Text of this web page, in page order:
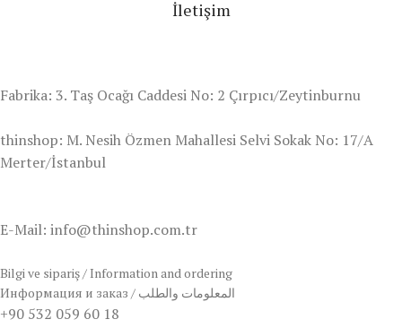
İletişim
Fabrika: 3. Taş Ocağı Caddesi No: 2 Çırpıcı/Zeytinburnu
thinshop: M. Nesih Özmen Mahallesi Selvi Sokak No: 17/A
Merter/İstanbul
E-Mail: info@thinshop.com.tr
Bilgi ve sipariş / Information and ordering
Информация и заказ / المعلومات والطلب
+90 532 059 60 18